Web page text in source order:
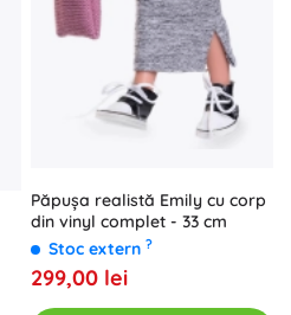
Păpușa realistă Emily cu corp
din vinyl complet - 33 cm
Stoc extern ?
299,00 lei